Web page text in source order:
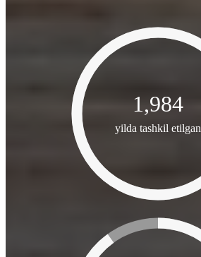
1,984
yilda tashkil etilgan